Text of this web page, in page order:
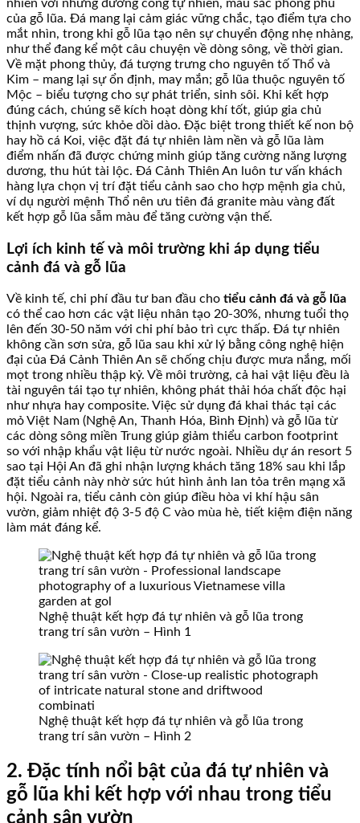
nhiên với những đường cong tự nhiên, màu sắc phong phú
của gỗ lũa. Đá mang lại cảm giác vững chắc, tạo điểm tựa cho
mắt nhìn, trong khi gỗ lũa tạo nên sự chuyển động nhẹ nhàng,
như thể đang kể một câu chuyện về dòng sông, về thời gian.
Về mặt phong thủy, đá tượng trưng cho nguyên tố Thổ và
Kim – mang lại sự ổn định, may mắn; gỗ lũa thuộc nguyên tố
Mộc – biểu tượng cho sự phát triển, sinh sôi. Khi kết hợp
đúng cách, chúng sẽ kích hoạt dòng khí tốt, giúp gia chủ
thịnh vượng, sức khỏe dồi dào. Đặc biệt trong thiết kế non bộ
hay hồ cá Koi, việc đặt đá tự nhiên làm nền và gỗ lũa làm
điểm nhấn đã được chứng minh giúp tăng cường năng lượng
dương, thu hút tài lộc. Đá Cảnh Thiên An luôn tư vấn khách
hàng lựa chọn vị trí đặt tiểu cảnh sao cho hợp mệnh gia chủ,
ví dụ người mệnh Thổ nên ưu tiên đá granite màu vàng đất
kết hợp gỗ lũa sẫm màu để tăng cường vận thế.
Lợi ích kinh tế và môi trường khi áp dụng tiểu
cảnh đá và gỗ lũa
Về kinh tế, chi phí đầu tư ban đầu cho tiểu cảnh đá và gỗ lũa
có thể cao hơn các vật liệu nhân tạo 20-30%, nhưng tuổi thọ
lên đến 30-50 năm với chi phí bảo trì cực thấp. Đá tự nhiên
không cần sơn sửa, gỗ lũa sau khi xử lý bằng công nghệ hiện
đại của Đá Cảnh Thiên An sẽ chống chịu được mưa nắng, mối
mọt trong nhiều thập kỷ. Về môi trường, cả hai vật liệu đều là
tài nguyên tái tạo tự nhiên, không phát thải hóa chất độc hại
như nhựa hay composite. Việc sử dụng đá khai thác tại các
mỏ Việt Nam (Nghệ An, Thanh Hóa, Bình Định) và gỗ lũa từ
các dòng sông miền Trung giúp giảm thiểu carbon footprint
so với nhập khẩu vật liệu từ nước ngoài. Nhiều dự án resort 5
sao tại Hội An đã ghi nhận lượng khách tăng 18% sau khi lắp
đặt tiểu cảnh này nhờ sức hút hình ảnh lan tỏa trên mạng xã
hội. Ngoài ra, tiểu cảnh còn giúp điều hòa vi khí hậu sân
vườn, giảm nhiệt độ 3-5 độ C vào mùa hè, tiết kiệm điện năng
làm mát đáng kể.
Nghệ thuật kết hợp đá tự nhiên và gỗ lũa trong
trang trí sân vườn – Hình 1
Nghệ thuật kết hợp đá tự nhiên và gỗ lũa trong
trang trí sân vườn – Hình 2
2. Đặc tính nổi bật của đá tự nhiên và
gỗ lũa khi kết hợp với nhau trong tiểu
cảnh sân vườn